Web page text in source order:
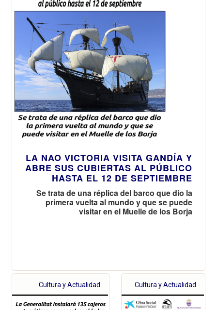
LA NAO VICTORIA VISITA GANDÍA Y
ABRE SUS CUBIERTAS AL PÚBLICO
HASTA EL 12 DE SEPTIEMBRE
Se trata de una réplica del barco que dio la
primera vuelta al mundo y que se puede
visitar en el Muelle de los Borja
Cultura y Actualidad Cultura y Actualidad